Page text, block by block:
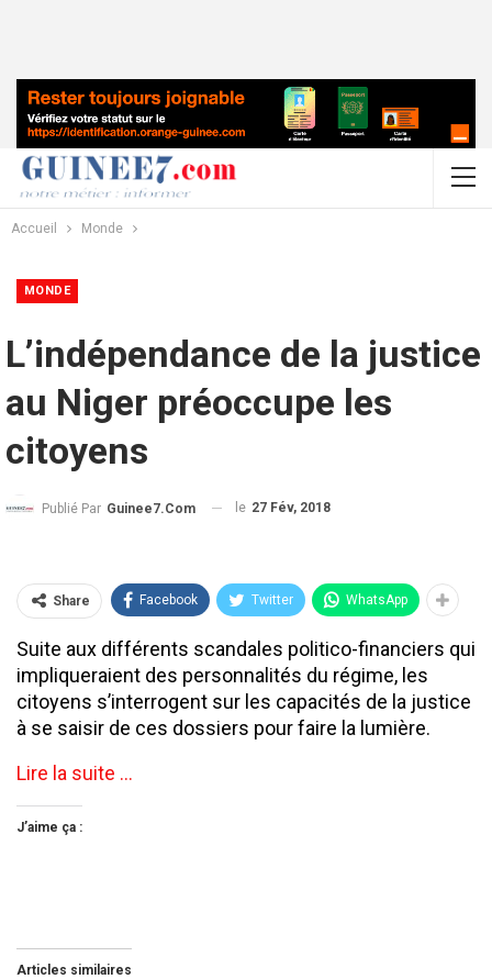
Accueil Monde
MONDE
L’indépendance de la justice
au Niger préoccupe les
citoyens
Publié Par Guinee7.com le 27 Fév, 2018
Share Facebook Twitter WhatsApp
Suite aux différents scandales politico-financiers qui
impliqueraient des personnalités du régime, les
citoyens s’interrogent sur les capacités de la justice
à se saisir de ces dossiers pour faire la lumière.
Lire la suite …
J’aime ça :
Articles similaires